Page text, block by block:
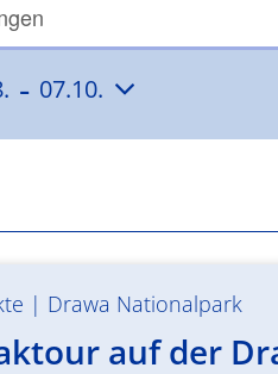
- 07.10.
| Drawa Nationalpark
auf der